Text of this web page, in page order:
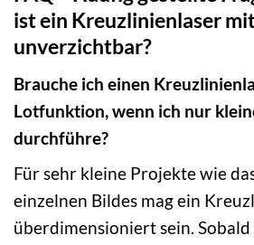
ist ein Kreuzlinienlaser
unverzichtbar?
Brauche ich einen
Lotfunktion, wenn ich nur
durchführe?
Für sehr kleine Projekte wie
einzelnen Bildes mag ein
überdimensioniert sein.